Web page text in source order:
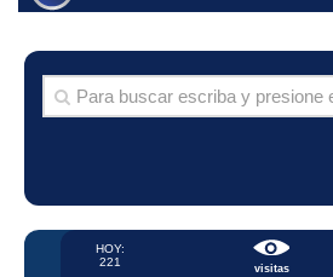
visitas
HOY:
221